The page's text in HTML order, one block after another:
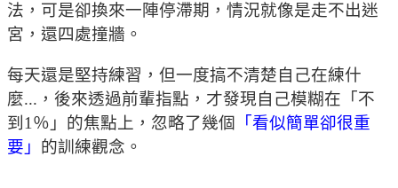
法，可是卻換來一陣停滯期，情況就像是走不出迷
宮，還四處撞牆。
每天還是堅持練習，但一度搞不清楚自己在練什
麼...，後來透過前輩指點，才發現自己模糊在「不
到1％」的焦點上，忽略了幾個
「看似簡單卻很重
要」 的訓練觀念。